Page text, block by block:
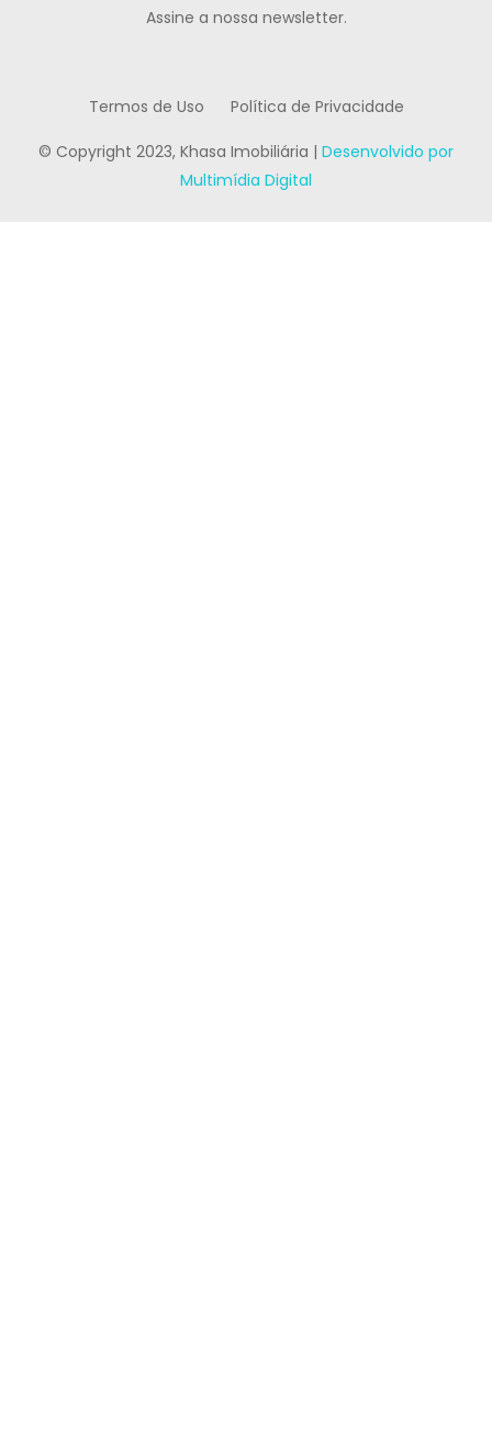
Assine a nossa newsletter.
Termos de Uso Política de Privacidade
© Copyright 2023, Khasa Imobiliária | Desenvolvido por
Multimídia Digital